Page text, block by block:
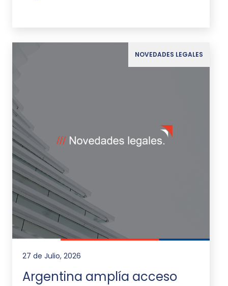
NOVEDADES LEGALES
27 de Julio, 2026
Argentina amplía acceso